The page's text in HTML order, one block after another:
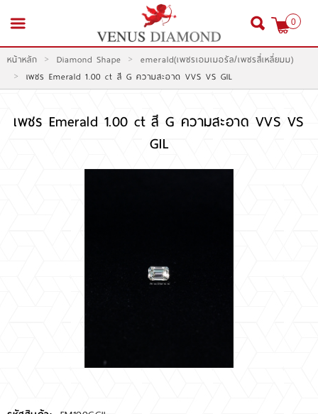
เข้าสู่ระบบ สมัครสมาชิก
0
หน้าหลัก > Diamond Shape > emerald(เพชรเอมเมอรัล/เพชรสี่เหลี่ยมม)
> เพชร Emerald 1.00 ct สี G ความสะอาด VVS VS GIL
เพชร Emerald 1.00 ct สี G ความสะอาด VVS VS
GIL